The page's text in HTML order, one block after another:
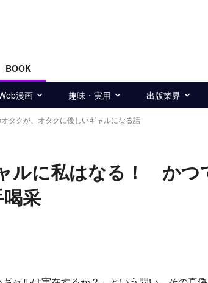
BOOK
漫画 趣味・実用 出版業界
オタクが、オタクに優しいギャルになる話
ルに私はなる！ かつ
采